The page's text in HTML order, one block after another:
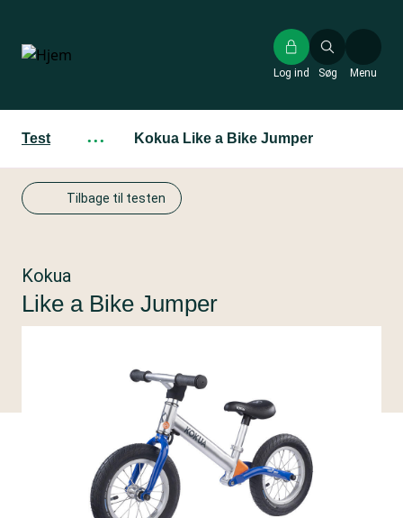
hovedindhold
Søg
Log ind Menu
Test ··· Kokua Like a Bike Jumper
Tilbage til testen
Kokua
Like a Bike Jumper